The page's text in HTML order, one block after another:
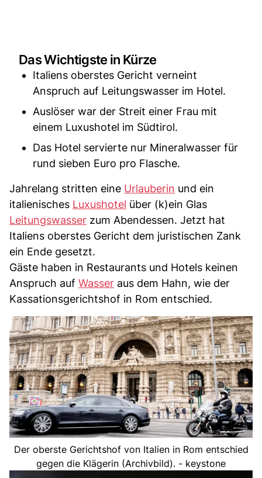
Das Wichtigste in Kürze
Italiens oberstes Gericht verneint
Anspruch auf Leitungswasser im Hotel.
Auslöser war der Streit einer Frau mit
einem Luxushotel im Südtirol.
Das Hotel servierte nur Mineralwasser für
rund sieben Euro pro Flasche.
Jahrelang stritten eine Urlauberin und ein
italienisches Luxushotel über (k)ein Glas
Leitungswasser zum Abendessen. Jetzt hat
Italiens oberstes Gericht dem juristischen Zank
ein Ende gesetzt.
Gäste haben in Restaurants und Hotels keinen
Anspruch auf Wasser aus dem Hahn, wie der
Kassationsgerichtshof in Rom entschied.
Der oberste Gerichtshof von Italien in Rom entschied
gegen die Klägerin (Archivbild). - keystone